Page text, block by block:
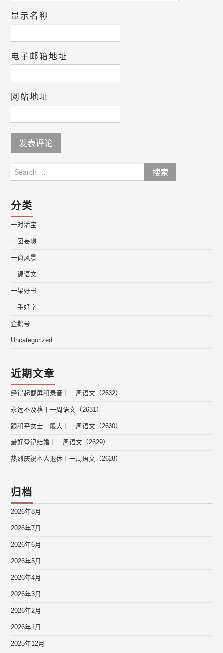
显示名称
电子邮箱地址
网站地址
for:
分类
一对活宝
一团妄想
一窗风景
一课语文
一架好书
一手好字
企鹅号
Uncategorized
近期文章
经得起截屏和录音丨一周语文（2632）
永远不及格丨一周语文（2631）
跟和平女士一般大丨一周语文（2630）
最好登记结婚丨一周语文（2629）
热烈庆祝本人退休丨一周语文（2628）
归档
2026年8月
2026年7月
2026年6月
2026年5月
2026年4月
2026年3月
2026年2月
2026年1月
2025年12月